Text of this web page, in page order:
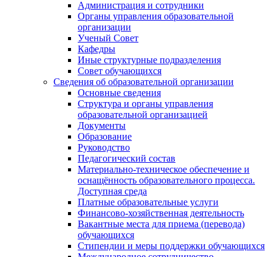
Администрация и сотрудники
Органы управления образовательной
организации
Ученый Совет
Кафедры
Иные структурные подразделения
Совет обучающихся
Сведения об образовательной организации
Основные сведения
Структура и органы управления
образовательной организацией
Документы
Образование
Руководство
Педагогический состав
Материально-техническое обеспечение и
оснащённость образовательного процесса.
Доступная среда
Платные образовательные услуги
Финансово-хозяйственная деятельность
Вакантные места для приема (перевода)
обучающихся
Стипендии и меры поддержки обучающихся